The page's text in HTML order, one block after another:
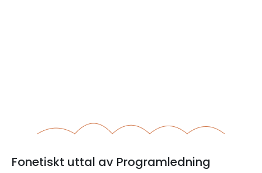
Fonetiskt uttal av Programledning